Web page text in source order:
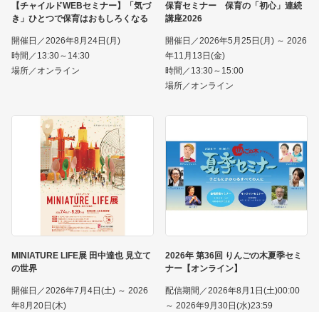
【チャイルドWEBセミナー】「気づ
き」ひとつで保育はおもしろくなる
開催日／2026年8月24日(月)
時間／13:30～14:30
場所／オンライン
保育セミナー 保育の「初心」連続
講座2026
開催日／2026年5月25日(月) ～ 2026
年11月13日(金)
時間／13:30～15:00
場所／オンライン
MINIATURE LIFE展 田中達也 見立て
の世界
開催日／2026年7月4日(土) ～ 2026
年8月20日(木)
2026年 第36回 りんごの木夏季セミ
ナー【オンライン】
配信期間／2026年8月1日(土)00:00
～ 2026年9月30日(水)23:59